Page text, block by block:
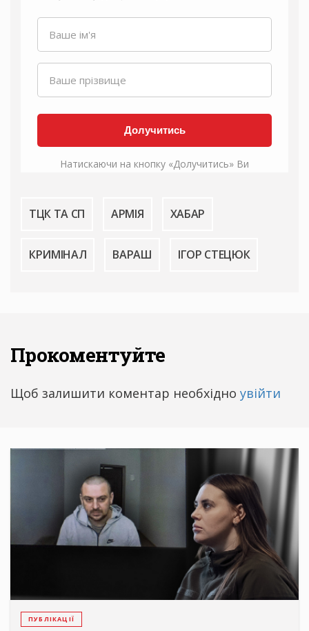
ТЦК ТА СП АРМІЯ ХАБАР
КРИМІНАЛ ВАРАШ ІГОР СТЕЦЮК
Прокоментуйте
Щоб залишити коментар необхідно увійти
ПУБЛІКАЦІЇ